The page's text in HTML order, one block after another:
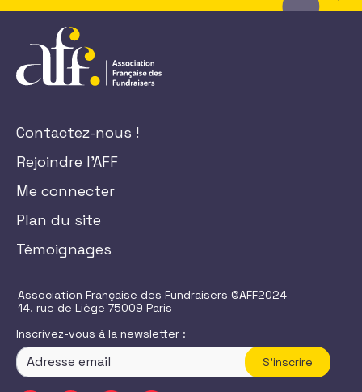
Contactez-nous !
Rejoindre l'AFF
Me connecter
Plan du site
Témoignages
Association Française des Fundraisers ©AFF2024
14, rue de Liège 75009 Paris
Inscrivez-vous à la newsletter :
S'inscrire